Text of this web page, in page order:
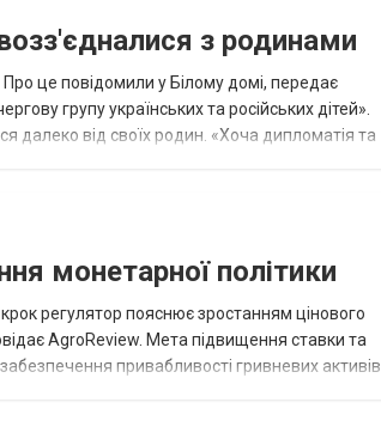
з родинами
це повідомили у Білому домі, передає
групу українських та російських дітей».
далеко від своїх родин. «Хоча дипломатія та
монетарної політики
регулятор пояснює зростанням цінового
AgroReview. Мета підвищення ставки та
привабливості гривневих активів